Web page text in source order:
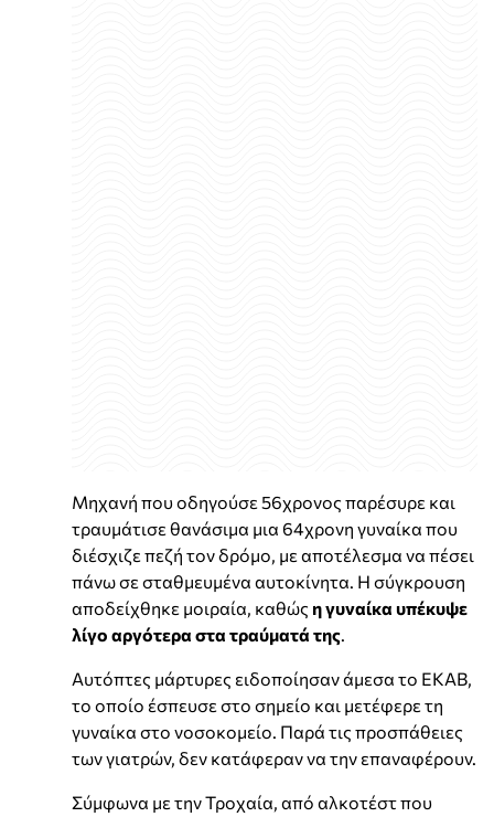
Μηχανή που οδηγούσε 56χρονος παρέσυρε και
τραυμάτισε θανάσιμα μια 64χρονη γυναίκα που
διέσχιζε πεζή τον δρόμο, με αποτέλεσμα να πέσει
πάνω σε σταθμευμένα αυτοκίνητα. Η σύγκρουση
αποδείχθηκε μοιραία, καθώς η γυναίκα υπέκυψε
λίγο αργότερα στα τραύματά της.
Αυτόπτες μάρτυρες ειδοποίησαν άμεσα το ΕΚΑΒ,
το οποίο έσπευσε στο σημείο και μετέφερε τη
γυναίκα στο νοσοκομείο. Παρά τις προσπάθειες
των γιατρών, δεν κατάφεραν να την επαναφέρουν.
Σύμφωνα με την Τροχαία, από αλκοτέστ που